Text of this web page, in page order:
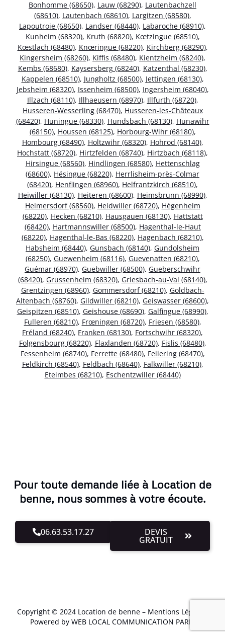
Bonhomme (68650), Lauw (68290), Lautenbachzell
(68610), Lautenbach (68610), Largitzen (68580),
Lapoutroie (68650), Landser (68440), Labaroche (68910),
Kunheim (68320), Kruth (68820), Kœtzingue (68510),
Kœstlach (68480), Knœringue (68220), Kirchberg (68290),
Kingersheim (68260), Kiffis (68480), Kientzheim (68240),
Kembs (68680), Kaysersberg (68240), Katzenthal (68230),
Kappelen (68510), Jungholtz (68500), Jettingen (68130),
Jebsheim (68320), Issenheim (68500), Ingersheim (68040),
Illzach (68110), Illhaeusern (68970), Illfurth (68720),
Husseren-Wesserling (68470), Husseren-les-Châteaux
(68420), Huningue (68330), Hundsbach (68130), Hunawihr
(68150), Houssen (68125), Horbourg-Wihr (68180),
Hombourg (68490), Holtzwihr (68320), Hohrod (68140),
Hochstatt (68720), Hirtzfelden (68740), Hirtzbach (68118),
Hirsingue (68560), Hindlingen (68580), Hettenschlag
(68600), Hésingue (68220), Herrlisheim-près-Colmar
(68420), Henflingen (68960), Helfrantzkirch (68510),
Heiwiller (68130), Heiteren (68600), Heimsbrunn (68990),
Heimersdorf (68560), Heidwiller (68720), Hégenheim
(68220), Hecken (68210), Hausgauen (68130), Hattstatt
(68420), Hartmannswiller (68500), Hagenthal-le-Haut
(68220), Hagenthal-le-Bas (68220), Hagenbach (68210),
Habsheim (68440), Gunsbach (68140), Gundolsheim
(68250), Guewenheim (68116), Guevenatten (68210),
Guémar (68970), Guebwiller (68500), Gueberschwihr
(68420), Grussenheim (68320), Griesbach-au-Val (68140),
Grentzingen (68960), Gommersdorf (68210), Goldbach-
Altenbach (68760), Gildwiller (68210), Geiswasser (68600),
Geispitzen (68510), Geishouse (68690), Galfingue (68990),
Fulleren (68210), Frœningen (68720), Friesen (68580),
Fréland (68240), Franken (68130), Fortschwihr (68320),
Folgensbourg (68220), Flaxlanden (68720), Fislis (68480),
Fessenheim (68740), Ferrette (68480), Fellering (68470),
Feldkirch (68540), Feldbach (68640), Falkwiller (68210),
Eteimbes (68210), Eschentzwiller (68440)
Pour toute demande liée à Location de
benne, nous sommes à votre écoute.
06.63.53.17.27 DEVIS
GRATUIT
Copyright © 2024 Location de benne – Mentions Légales
Powered by WEB LOCAL COMMUNICATION PARIS